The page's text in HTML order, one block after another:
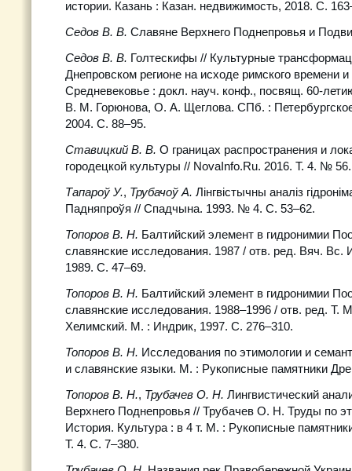
истории. Казань : Казан. недвижимость, 2018. С.
Седов В. В. Славяне Верхнего Поднепровья и
Седов В. В. Голтескифы // Культурные
Днепровском регионе на исходе римского времени
Средневековье : докл. науч. конф., посвящ. 60-
В. М. Горюнова, О. А. Щеглова. СПб. :
2004. С. 88–95.
Ставицкий В. В. О границах распространения и
городецкой культуры // NovaInfo.Ru. 2016. Т. 4. №
Тапароў У., Трубачоў А. Лінгвістычны аналіз
Падняпроўя // Спадчына. 1993. № 4. С. 53–62.
Топоров В. Н. Балтийский элемент в гидронимии
славянские исследования. 1987 / отв. ред. Вяч.
1989. С. 47–69.
Топоров В. Н. Балтийский элемент в гидронимии
славянские исследования. 1988–1996 / отв. ред. Т.
Хелимский. М. : Индрик, 1997. С. 276–310.
Топоров В. Н. Исследования по этимологии и
и славянские языки. М. : Рукописные памятники
Топоров В. Н., Трубачев О. Н. Лингвистический
Верхнего Поднепровья // Трубачев О. Н. Труды по
История. Культура : в 4 т. М. : Рукописные
Т. 4. С. 7–380.